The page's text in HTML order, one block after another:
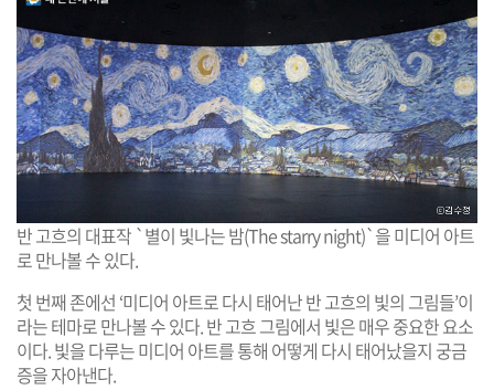
반 고흐의 대표작 `별이 빛나는 밤(The starry night)`을 미디어 아트
로 만나볼 수 있다.
첫 번째 존에선 ‘미디어 아트로 다시 태어난 반 고흐의 빛의 그림들’이
라는 테마로 만나볼 수 있다. 반 고흐 그림에서 빛은 매우 중요한 요소
이다. 빛을 다루는 미디어 아트를 통해 어떻게 다시 태어났을지 궁금
증을 자아낸다.